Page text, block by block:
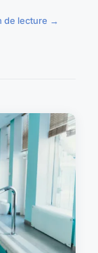
de lecture →